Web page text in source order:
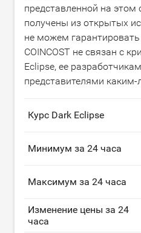
представленной на этом
получены из открытых
не можем гарантировать
COINCOST не связан с
Eclipse, ее
представителями
Курс Dark Eclipse
Минимум за 24 часа
Максимум за 24 часа
Изменение цены за 24
часа